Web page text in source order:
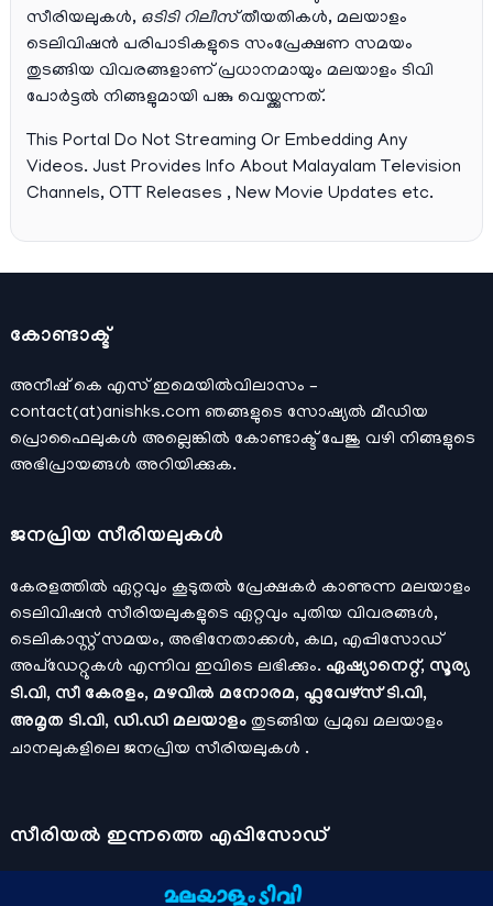
സീരിയലുകള്‍, ഒടിടി റിലീസ്തീയതികള്‍, മലയാളം
ടെലിവിഷന്‍ പരിപാടികളുടെ സംപ്രേക്ഷണ സമയം
തുടങ്ങിയ വിവരങ്ങളാണ് പ്രധാനമായും മലയാളം ടിവി
പോര്‍ട്ടല്‍ നിങ്ങളുമായി പങ്കു വെയ്ക്കുന്നത്.
This Portal Do Not Streaming Or Embedding Any
Videos. Just Provides Info About Malayalam Television
Channels, OTT Releases , New Movie Updates etc.
കോണ്ടാക്ട്
അനീഷ്‌ കെ എസ് ഇമെയില്‍വിലാസം –
contact(at)anishks.com ഞങ്ങളുടെ സോഷ്യല്‍ മീഡിയ
പ്രൊഫൈലുകള്‍ അല്ലെങ്കില്‍ കോണ്ടാക്ട്പേജു വഴി നിങ്ങളുടെ
അഭിപ്രായങ്ങള്‍ അറിയിക്കുക.
ജനപ്രിയ സീരിയലുകള്‍
കേരളത്തിൽ ഏറ്റവും കൂടുതൽ പ്രേക്ഷകർ കാണുന്ന മലയാളം
ടെലിവിഷൻ സീരിയലുകളുടെ ഏറ്റവും പുതിയ വിവരങ്ങൾ,
ടെലികാസ്റ്റ് സമയം, അഭിനേതാക്കൾ, കഥ, എപ്പിസോഡ്
അപ്ഡേറ്റുകൾ എന്നിവ ഇവിടെ ലഭിക്കും. ഏഷ്യാനെറ്റ്, സൂര്യ
ടി.വി, സീ കേരളം, മഴവിൽ മനോരമ, ഫ്ലവേഴ്സ് ടി.വി,
അമൃത ടി.വി, ഡി.ഡി മലയാളം തുടങ്ങിയ പ്രമുഖ മലയാളം
ചാനലുകളിലെ ജനപ്രിയ സീരിയലുകൾ .
സീരിയല്‍ ഇന്നത്തെ എപ്പിസോഡ്
ചാനലുകളുടെ ഔദ്യോഗിക മൊബൈല്‍ ആപ്പുകള്‍ , ഒഫിഷ്യല്‍